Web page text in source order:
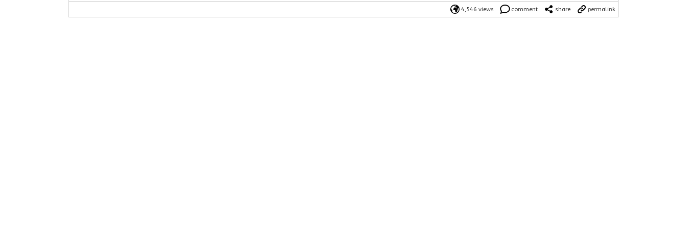
4,546 views comment share permalink